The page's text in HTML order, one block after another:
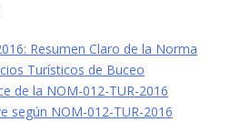
Resumen Claro de la Norma
Turísticos de Buceo
de la NOM-012-TUR-2016
según NOM-012-TUR-2016